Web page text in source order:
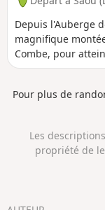
Depuis l'Auberge
magnifique
Combe, pour
Laveuse et les
L'itinéraire passe
quiétude pour les
passages entre
Une signalétique
déviation du
Pour plus de
Les
propriété de